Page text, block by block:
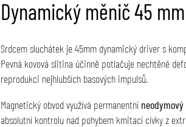
Dynamický měnič 45
Srdcem sluchátek je 45mm dynamický driver s
Pevná kovová slitina účinně potlačuje nechtěné
reprodukci nejhlubších basových impulsů.
Magnetický obvod využívá permanentní
absolutní kontrolu nad pohybem kmitací cívky z